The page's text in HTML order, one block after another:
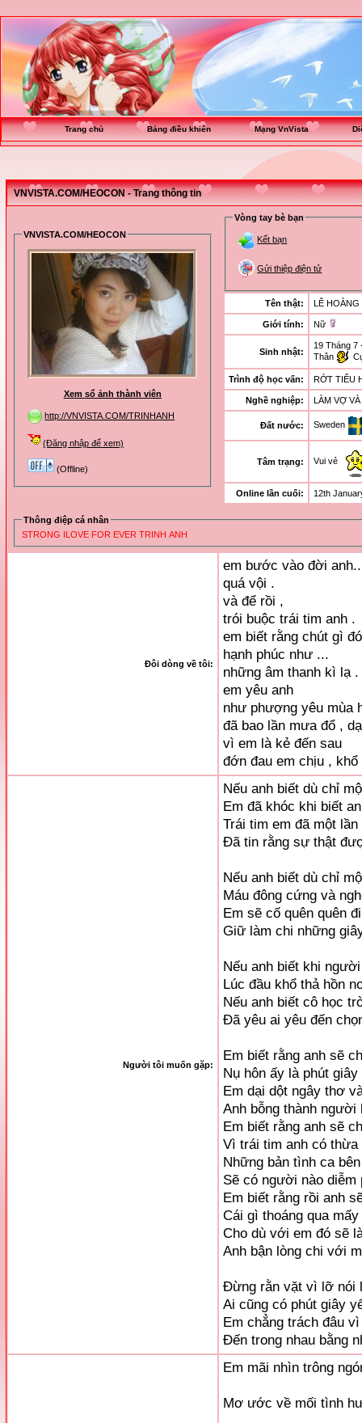
Trang chủ Bảng điều khiển Mạng VnVista
VNVISTA.COM/HEOCON - Trang thông tin
VNVISTA.COM/HEOCON
Xem sổ ảnh thành viên
http://VNVISTA.COM/TRINHANH
(Đăng nhập để xem)
(Offline)
Vòng tay bè bạn
Kết bạn
Gửi thiệp điện tử
Tên thật: LÊ HOÀNG
Giới tính: Nữ
Sinh nhật:
19 Tháng 7
Thân
Trình độ học vấn: RỚT TIỂU
Nghề nghiệp: LÀM VỢ
Đất nước: Sweden
Tâm trạng: Vui vẻ
Online lần cuối: 12th
Thông điệp cá nhân
STRONG ILOVE FOR EVER TRINH ANH
Đôi dòng về tôi:
em bước vào đời
quá vội .
và để rồi ,
trói buộc trái tim anh .
em biết rằng chút gì
hạnh phúc như ...
những âm thanh kì lạ .
em yêu anh
như phượng yêu mùa
đã bao lần mưa đổ ,
vì em là kẻ đến sau
đớn đau em chịu ,
Người tôi muốn gặp:
Nếu anh biết dù chỉ
Em đã khóc khi biết
Trái tim em đã một lần
Đã tin rằng sự thật
Nếu anh biết dù chỉ
Máu đông cứng và
Em sẽ cố quên quên
Giữ làm chi những
Nếu anh biết khi
Lúc đầu khổ thả hồn
Nếu anh biết cô học
Đã yêu ai yêu đến
Em biết rằng anh sẽ
Nụ hôn ấy là phút giây
Em dại dột ngây thơ
Anh bỗng thành người
Em biết rằng anh sẽ
Vì trái tim anh có
Những bản tình ca
Sẽ có người nào diễm
Em biết rằng rồi anh
Cái gì thoáng qua
Cho dù với em đó sẽ
Anh bận lòng chi với
Đừng rằn vặt vì lỡ nói
Ai cũng có phút giây
Em chẳng trách đâu
Đến trong nhau bằng
Em mãi nhìn trông
Mơ ước về mối tình